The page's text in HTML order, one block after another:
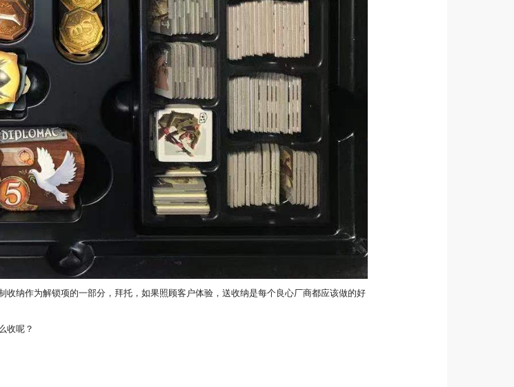
纳作为解锁项的一部分，拜托，如果照顾客户体验，送收纳是每个良心厂商都应该做的好
收呢？